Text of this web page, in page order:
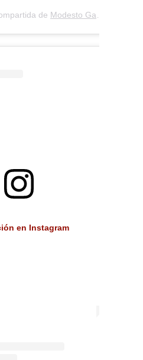
de Modesto García
en Instagram